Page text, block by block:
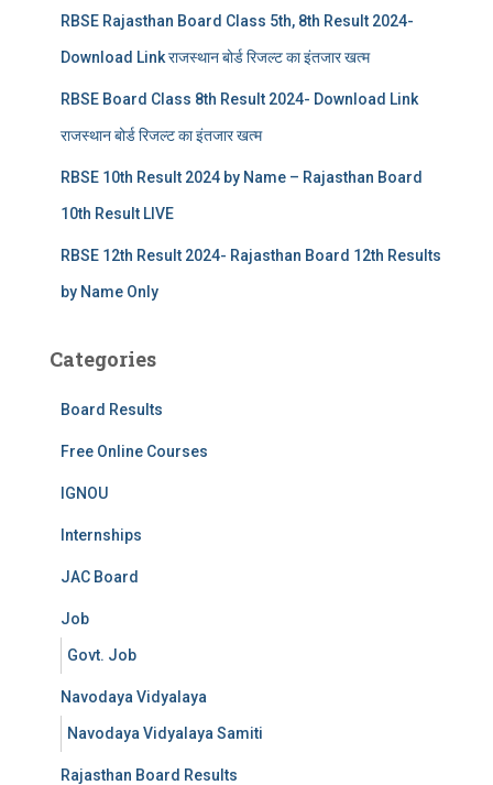
RBSE Rajasthan Board Class 5th, 8th Result 2024-
Download Link राजस्थान बोर्ड रिजल्‍ट का इंतजार खत्‍म
RBSE Board Class 8th Result 2024- Download Link
राजस्थान बोर्ड रिजल्‍ट का इंतजार खत्‍म
RBSE 10th Result 2024 by Name – Rajasthan Board
10th Result LIVE
RBSE 12th Result 2024- Rajasthan Board 12th Results
by Name Only
Categories
Board Results
Free Online Courses
IGNOU
Internships
JAC Board
Job
Govt. Job
Navodaya Vidyalaya
Navodaya Vidyalaya Samiti
Rajasthan Board Results